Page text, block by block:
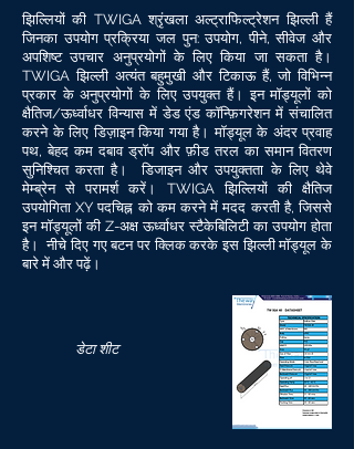
झिल्लियों की TWIGA श्रृंखला अल्ट्राफिल्ट्रेशन झिल्ली हैं
जिनका उपयोग प्रक्रिया जल पुन: उपयोग, पीने, सीवेज और
अपशिष्ट उपचार अनुप्रयोगों के लिए किया जा सकता है।
TWIGA झिल्ली अत्यंत बहुमुखी और टिकाऊ हैं, जो विभिन्न
प्रकार के अनुप्रयोगों के लिए उपयुक्त हैं। इन मॉड्यूलों को
क्षैतिज/ऊर्ध्वाधर विन्यास में डेड एंड कॉन्फ़िगरेशन में संचालित
करने के लिए डिज़ाइन किया गया है। मॉड्यूल के अंदर प्रवाह
पथ, बेहद कम दबाव ड्रॉप और फ़ीड तरल का समान वितरण
सुनिश्चित करता है। डिजाइन और उपयुक्तता के लिए थेवे
मेम्ब्रेन से परामर्श करें। TWIGA झिल्लियों की क्षैतिज
उपयोगिता XY पदचिह्न को कम करने में मदद करती है, जिससे
इन मॉड्यूलों की Z-अक्ष ऊर्ध्वाधर स्टैकेबिलिटी का उपयोग होता
है। नीचे दिए गए बटन पर क्लिक करके इस झिल्ली मॉड्यूल के
बारे में और पढ़ें।
डेटा शीट